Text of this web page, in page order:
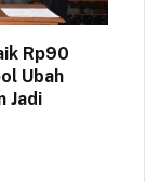
Rp90
Ubah
Jadi